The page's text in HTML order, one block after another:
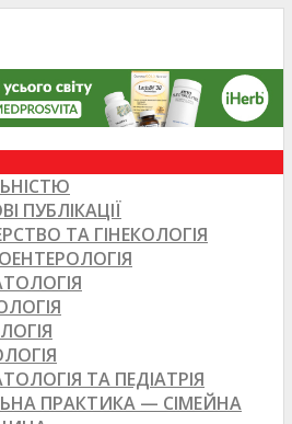
ПУБЛІКАЦІЇ
ТА ГІНЕКОЛОГІЯ
ТА ПЕДІАТРІЯ
ПРАКТИКА — СІМЕЙНА